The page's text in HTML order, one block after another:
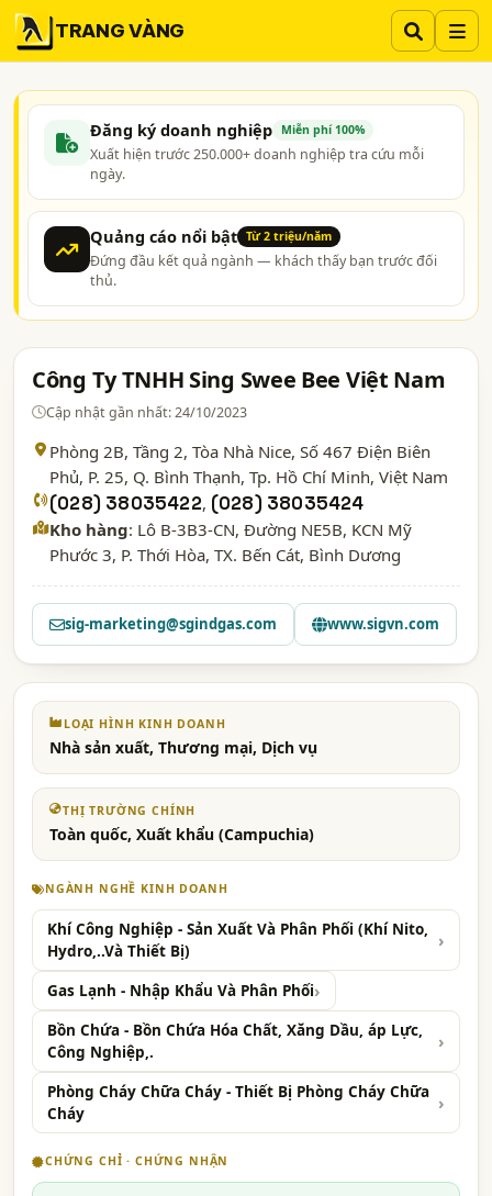
TRANG VÀNG
Đăng ký doanh nghiệp Miễn phí 100%
Xuất hiện trước 250.000+ doanh nghiệp tra cứu mỗi
ngày.
Quảng cáo nổi bật Từ 2 triệu/năm
Đứng đầu kết quả ngành — khách thấy bạn trước đối
thủ.
Công Ty TNHH Sing Swee Bee Việt Nam
Cập nhật gần nhất: 24/10/2023
Phòng 2B, Tầng 2, Tòa Nhà Nice, Số 467 Điện Biên
Phủ, P. 25, Q. Bình Thạnh, Tp. Hồ Chí Minh, Việt Nam
(028) 38035422, (028) 38035424
Kho hàng: Lô B-3B3-CN, Đường NE5B, KCN Mỹ
Phước 3, P. Thới Hòa, TX. Bến Cát, Bình Dương
sig-marketing@sgindgas.com www.sigvn.com
LOẠI HÌNH KINH DOANH
Nhà sản xuất, Thương mại, Dịch vụ
THỊ TRƯỜNG CHÍNH
Toàn quốc, Xuất khẩu (Campuchia)
NGÀNH NGHỀ KINH DOANH
Khí Công Nghiệp - Sản Xuất Và Phân Phối (Khí Nito,
Hydro,..Và Thiết Bị)
Gas Lạnh - Nhập Khẩu Và Phân Phối
Bồn Chứa - Bồn Chứa Hóa Chất, Xăng Dầu, áp Lực,
Công Nghiệp,.
Phòng Cháy Chữa Cháy - Thiết Bị Phòng Cháy Chữa
Cháy
CHỨNG CHỈ · CHỨNG NHẬN